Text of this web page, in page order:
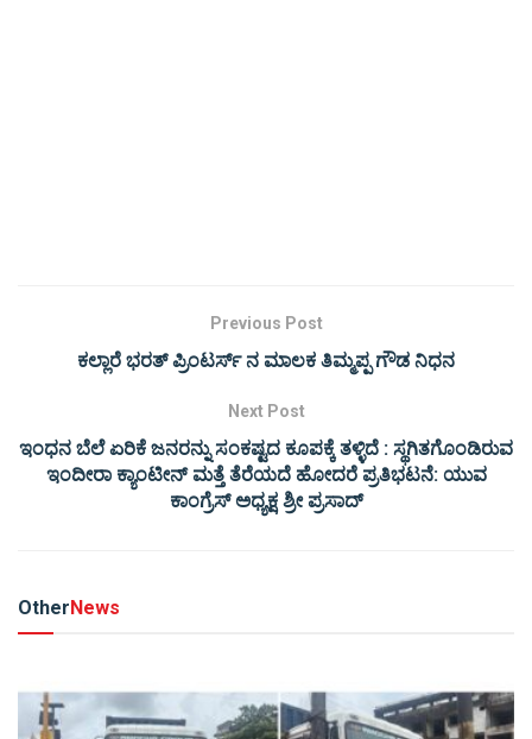
Previous Post
ಕಲ್ಲಾರೆ ಭರತ್ ಪ್ರಿಂಟರ್ಸ್ ನ ಮಾಲಕ ತಿಮ್ಮಪ್ಪ ಗೌಡ ನಿಧನ
Next Post
ಇಂಧನ ಬೆಲೆ ಏರಿಕೆ ಜನರನ್ನು ಸಂಕಷ್ಟದ ಕೂಪಕ್ಕೆ ತಳ್ಳಿದೆ : ಸ್ಥಗಿತಗೊಂಡಿರುವ
ಇಂದೀರಾ ಕ್ಯಾಂಟೀನ್ ಮತ್ತೆ ತೆರೆಯದೆ ಹೋದರೆ ಪ್ರತಿಭಟನೆ: ಯುವ
ಕಾಂಗ್ರೆಸ್ ಅಧ್ಯಕ್ಷ ಶ್ರೀ ಪ್ರಸಾದ್
Other News